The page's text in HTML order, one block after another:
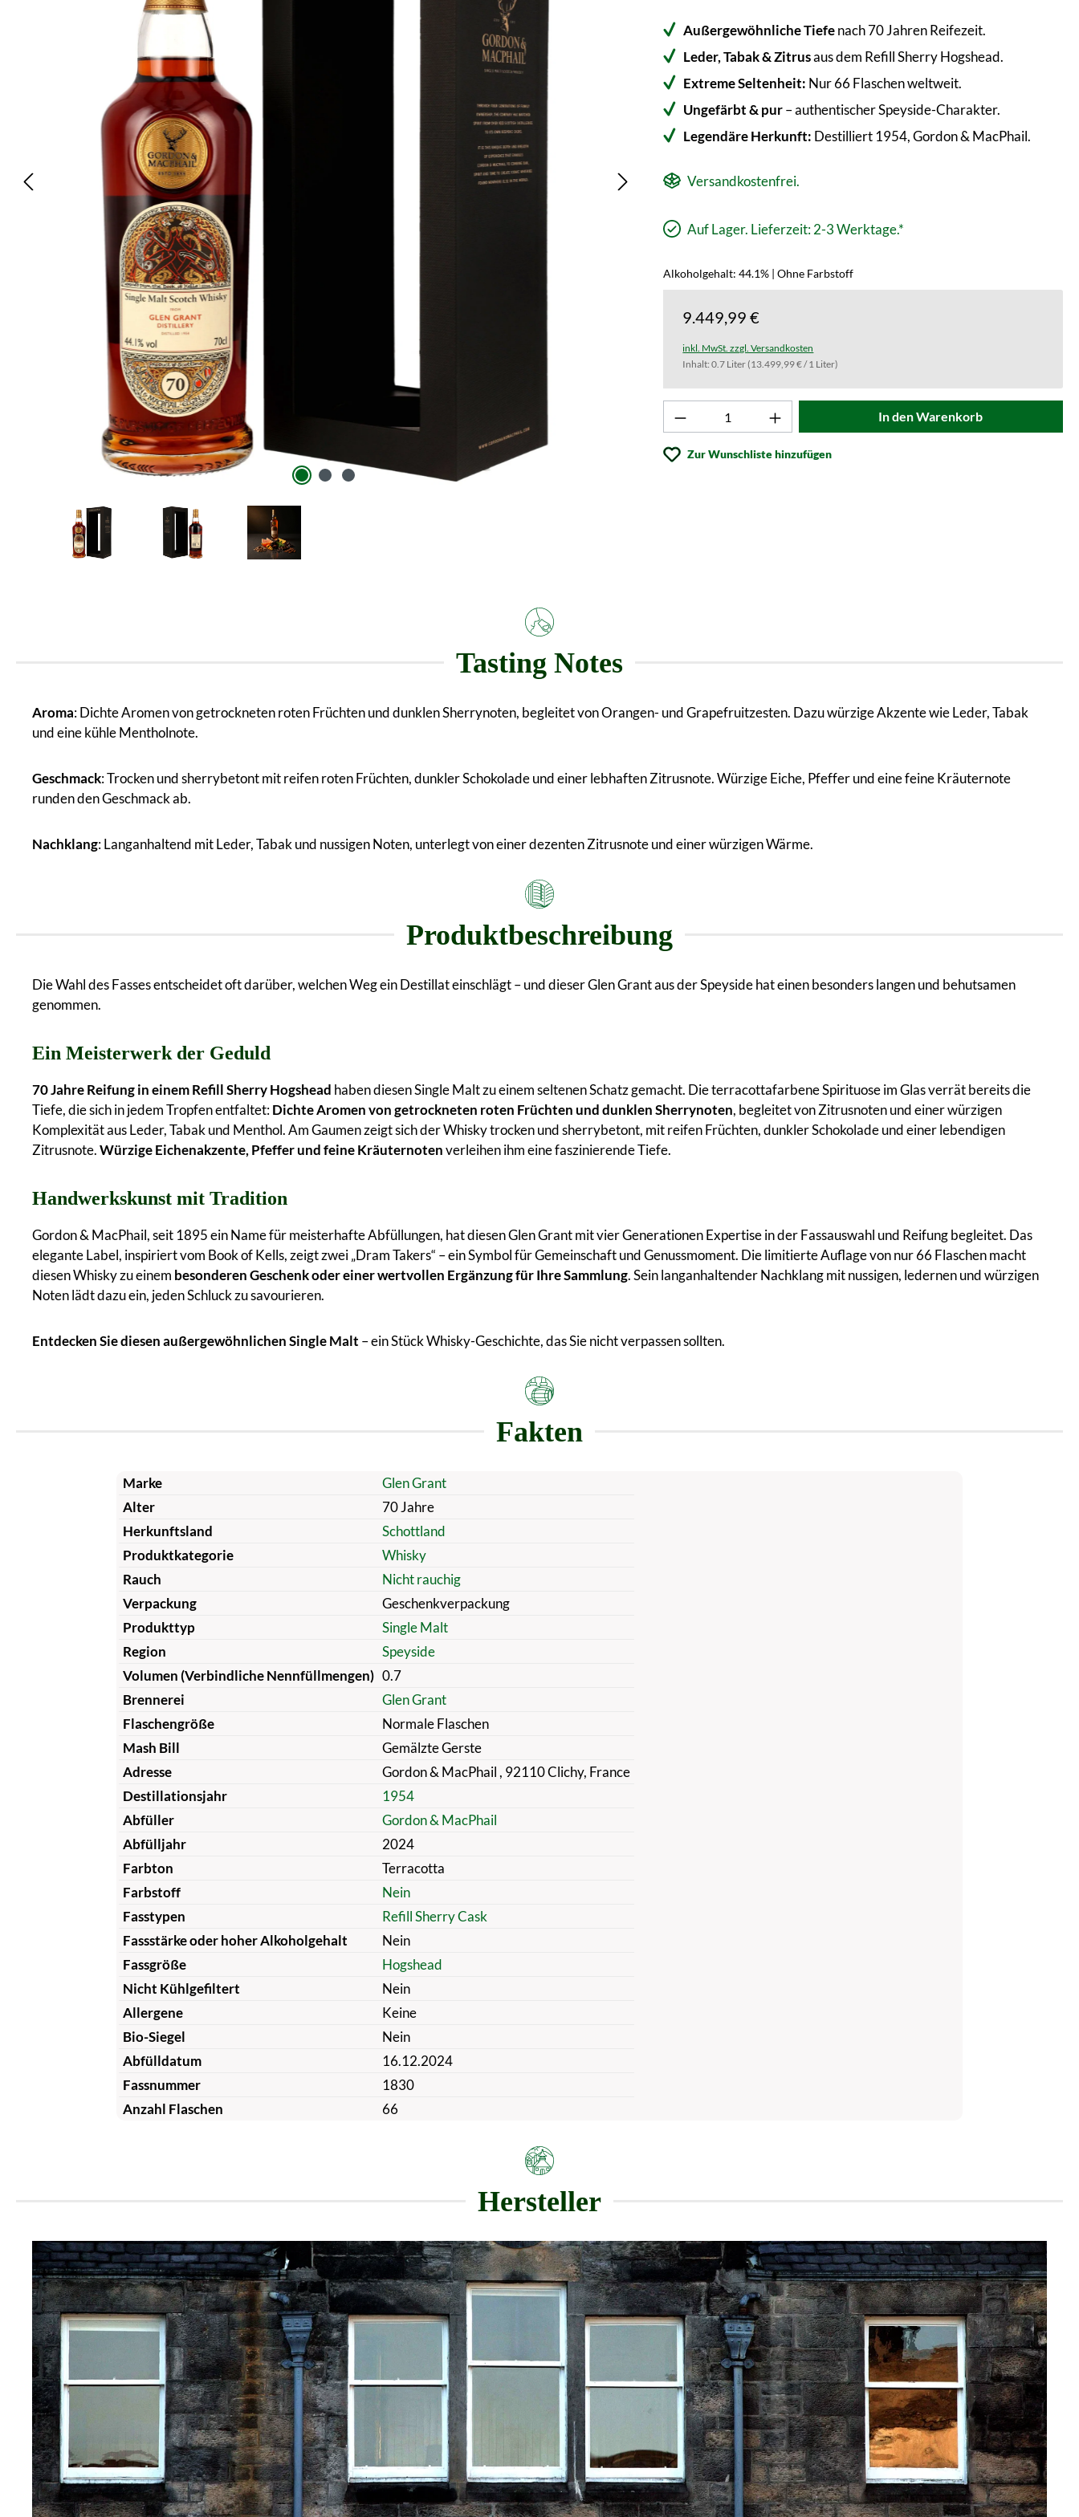
Außergewöhnliche Tiefenach 70 Jahren Reifezeit.
Leder, Tabak & Zitrusaus dem Refill Sherry Hogshead.
Extreme Seltenheit: Nur 66 Flaschen weltweit.
Ungefärbt & pur– authentischer Speyside-Charakter.
Legendäre Herkunft: Destilliert 1954, Gordon & MacPhail.
Versandkostenfrei.
Auf Lager. Lieferzeit: 2-3 Werktage.*
Alkoholgehalt: 44.1% | Ohne Farbstoff
9.449,99 €
inkl. MwSt. zzgl. Versandkosten
Inhalt:0.7 Liter(13.499,99 € / 1 Liter)
Produkt Anzahl: Gib den gewünschten Wert ein
In den Warenkorb
Zur Wunschliste hinzufügen
Tasting Notes
Aroma: Dichte Aromen von getrockneten roten Früchten und dunklen Sherrynoten, begleitet von Orangen- und Grapefruitzesten. Dazu würzige Akzente wie Leder, Tabak
und eine kühle Mentholnote.
Geschmack: Trocken und sherrybetont mit reifen roten Früchten, dunkler Schokolade und einer lebhaften Zitrusnote. Würzige Eiche, Pfeffer und eine feine Kräuternote
runden den Geschmack ab.
Nachklang: Langanhaltend mit Leder, Tabak und nussigen Noten, unterlegt von einer dezenten Zitrusnote und einer würzigen Wärme.
Produktbeschreibung
Die Wahl des Fasses entscheidet oft darüber, welchen Weg ein Destillat einschlägt – und dieser Glen Grant aus der Speyside hat einen besonders langen und behutsamen
genommen.
Ein Meisterwerk der Geduld
70 Jahre Reifung in einem Refill Sherry Hogshead haben diesen Single Malt zu einem seltenen Schatz gemacht. Die terracottafarbene Spirituose im Glas verrät bereits die
Tiefe, die sich in jedem Tropfen entfaltet:Dichte Aromen von getrockneten roten Früchten und dunklen Sherrynoten, begleitet von Zitrusnoten und einer würzigen
Komplexität aus Leder, Tabak und Menthol. Am Gaumen zeigt sich der Whisky trocken und sherrybetont, mit reifen Früchten, dunkler Schokolade und einer lebendigen
Zitrusnote.Würzige Eichenakzente, Pfeffer und feine Kräuternotenverleihen ihm eine faszinierende Tiefe.
Handwerkskunst mit Tradition
Gordon & MacPhail, seit 1895 ein Name für meisterhafte Abfüllungen, hat diesen Glen Grant mit vier Generationen Expertise in der Fassauswahl und Reifung begleitet. Das
elegante Label, inspiriert vom Book of Kells, zeigt zwei „Dram Takers“ – ein Symbol für Gemeinschaft und Genussmoment. Die limitierte Auflage von nur 66 Flaschen macht
diesen Whisky zu einem besonderen Geschenk oder einer wertvollen Ergänzung für Ihre Sammlung. Sein langanhaltender Nachklang mit nussigen, ledernen und würzigen
Noten lädt dazu ein, jeden Schluck zu savourieren.
Entdecken Sie diesen außergewöhnlichen Single Malt – ein Stück Whisky-Geschichte, das Sie nicht verpassen sollten.
Fakten
Marke
Glen Grant
Alter
70 Jahre
Herkunftsland
Schottland
Produktkategorie
Whisky
Rauch
Nicht rauchig
Verpackung
Geschenkverpackung
Produkttyp
Single Malt
Region
Speyside
Volumen (Verbindliche Nennfüllmengen) 0.7
Brennerei
Glen Grant
Flaschengröße
Normale Flaschen
Mash Bill
Gemälzte Gerste
Adresse
Gordon & MacPhail , 92110 Clichy, France
Destillationsjahr
1954
Abfüller
Gordon & MacPhail
Abfülljahr
2024
Farbton
Terracotta
Farbstoff
Nein
Fasstypen
Refill Sherry Cask
Fassstärke oder hoher Alkoholgehalt
Nein
Fassgröße
Hogshead
Nicht Kühlgefiltert
Nein
Allergene
Keine
Bio-Siegel
Nein
Abfülldatum
16.12.2024
Fassnummer
1830
Anzahl Flaschen
66
Hersteller